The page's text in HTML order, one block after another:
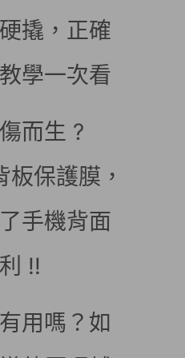
撬，正確
學一次看
而生 ?
保護膜，
手機背面
!!
用嗎？如